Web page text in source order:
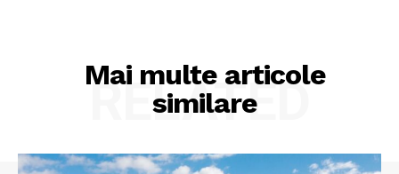
Mai multe articole
similare
RELATED